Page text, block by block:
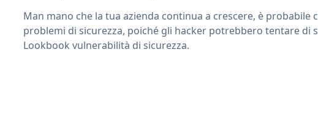
Man mano che la tua azienda continua a crescere, è probabile
problemi di sicurezza, poiché gli hacker potrebbero tentare di
Lookbook vulnerabilità di sicurezza.